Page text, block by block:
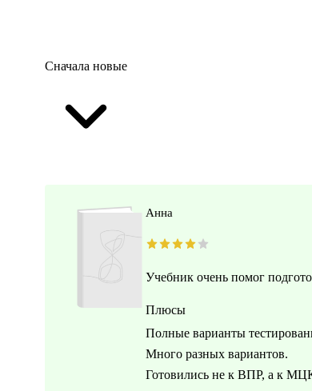
Сначала новые
Анна
Учебник очень помог
Плюсы
Полные варианты
Много разных вариантов.
Готовились не к ВПР, а к